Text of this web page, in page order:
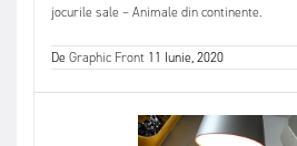
jocurile sale – Animale din continente.
DeGraphic Front 11 Iunie, 2020